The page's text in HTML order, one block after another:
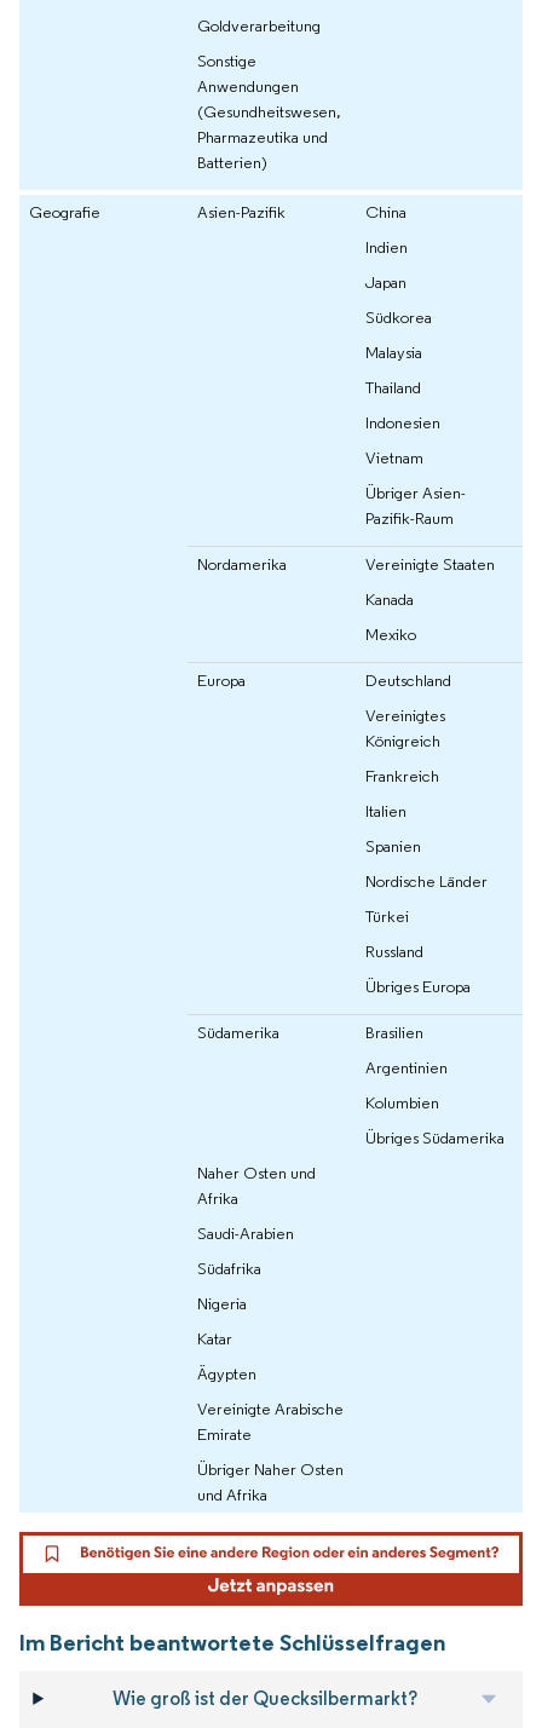
Goldverarbeitung
Sonstige
Anwendungen
(Gesundheitswesen,
Pharmazeutika und
Batterien)
Geografie Asien-Pazifik
China
Indien
Japan
Südkorea
Malaysia
Thailand
Indonesien
Vietnam
Übriger Asien-
Pazifik-Raum
Nordamerika
Vereinigte Staaten
Kanada
Mexiko
Europa
Deutschland
Vereinigtes
Königreich
Frankreich
Italien
Spanien
Nordische Länder
Türkei
Russland
Übriges Europa
Südamerika
Brasilien
Argentinien
Kolumbien
Übriges Südamerika
Naher Osten und
Afrika
Saudi-Arabien
Südafrika
Nigeria
Katar
Ägypten
Vereinigte Arabische
Emirate
Übriger Naher Osten
und Afrika
Im Bericht beantwortete Schlüsselfragen
Wie groß ist der Quecksilbermarkt?